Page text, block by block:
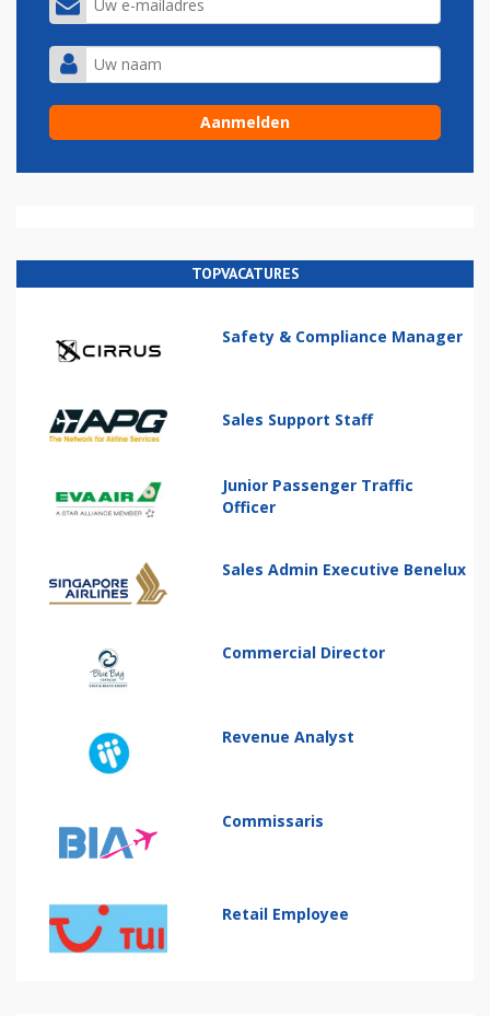
TOPVACATURES
Safety & Compliance Manager
Sales Support Staff
Junior Passenger Traffic
Officer
Sales Admin Executive Benelux
Commercial Director
Revenue Analyst
Commissaris
Retail Employee